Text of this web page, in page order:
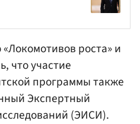
роста» и
что участие
программы также
Экспертный
(ЭИСИ).